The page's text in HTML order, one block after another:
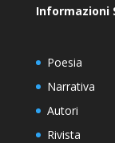
Informazioni
Poesia
Narrativa
Autori
Rivista